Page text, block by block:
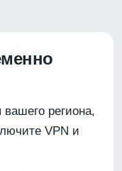
региона,
VPN и